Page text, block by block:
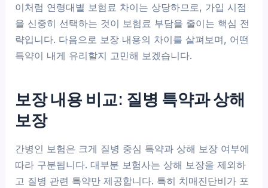
이처럼 연령대별 보험료 차이는 상당하므로, 가입 시점
을 신중히 선택하는 것이 보험료 부담을 줄이는 핵심 전
략입니다. 다음으로 보장 내용의 차이를 살펴보며, 어떤
특약이 내게 유리할지 고민해 보겠습니다.
보장 내용 비교: 질병 특약과 상해
보장
간병인 보험은 크게 질병 중심 특약과 상해 보장 여부에
따라 구분됩니다. 대부분 보험사는 상해 보장을 제외하
고 질병 관련 특약만 제공합니다. 특히 치매진단비가 포